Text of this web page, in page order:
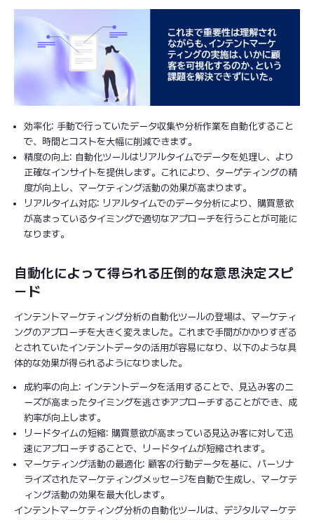
効率化: 手動で行っていたデータ収集や分析作業を自動化すること
で、時間とコストを大幅に削減できます。
精度の向上: 自動化ツールはリアルタイムでデータを処理し、より
正確なインサイトを提供します。これにより、ターゲティングの精
度が向上し、マーケティング活動の効果が高まります。
リアルタイム対応: リアルタイムでのデータ分析により、購買意欲
が高まっているタイミングで適切なアプローチを行うことが可能に
なります。
自動化によって得られる圧倒的な意思決定スピ
ード
インテントマーケティング分析の自動化ツールの登場は、マーケティ
ングのアプローチを大きく変えました。これまで手間がかかりすぎる
とされていたインテントデータの活用が容易になり、以下のような具
体的な効果が得られるようになりました。
成約率の向上: インテントデータを活用することで、見込み客のニ
ーズが高まったタイミングを逃さずアプローチすることができ、成
約率が向上します。
リードタイムの短縮: 購買意欲が高まっている見込み客に対して迅
速にアプローチすることで、リードタイムが短縮されます。
マーケティング活動の最適化: 顧客の行動データを基に、パーソナ
ライズされたマーケティングメッセージを自動で生成し、マーケテ
ィング活動の効果を最大化します。
インテントマーケティング分析の自動化ツールは、デジタルマーケテ